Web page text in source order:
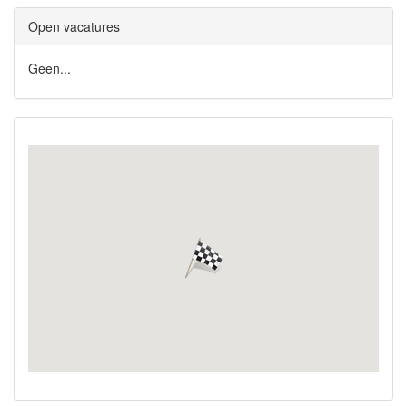
Open vacatures
Geen...